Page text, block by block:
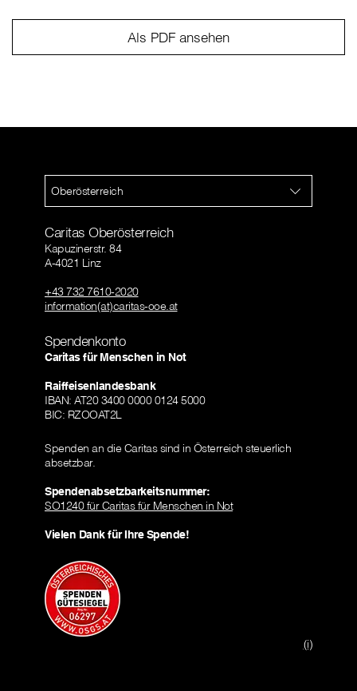
Als PDF ansehen
Oberösterreich
Caritas Oberösterreich
Kapuzinerstr. 84
A-4021 Linz
+43 732 7610-2020
information(at)caritas-ooe.at
Spendenkonto
Caritas für Menschen in Not
Raiffeisenlandesbank
IBAN: AT20 3400 0000 0124 5000
BIC: RZOOAT2L
Spenden an die Caritas sind in Österreich steuerlich
absetzbar.
Spendenabsetzbarkeitsnummer:
SO1240 für Caritas für Menschen in Not
Vielen Dank für Ihre Spende!
(i)